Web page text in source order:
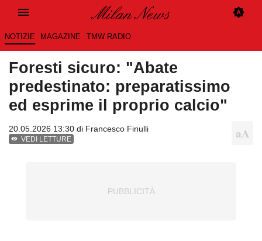
NOTIZIE MAGAZINE TMW RADIO
Foresti sicuro: "Abate
predestinato: preparatissimo
ed esprime il proprio calcio"
20.05.2026 13:30 di Francesco Finulli
VEDI LETTURE